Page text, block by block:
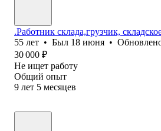
.Работник склада,грузчик,
55 лет • Был 18 июня •
30 000 ₽
Не ищет работу
Общий опыт
9 лет 5 месяцев